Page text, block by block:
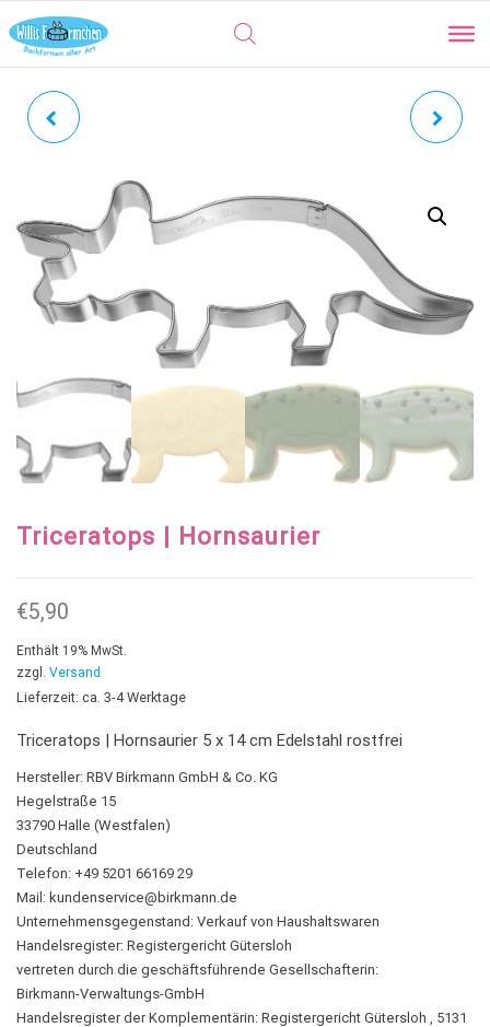
E
Triceratops | Hornsaurier
€5,90
Enthält 19% MwSt.
zzgl. Versand
Lieferzeit: ca. 3-4 Werktage
Triceratops | Hornsaurier 5 x 14 cm Edelstahl rostfrei
Hersteller: RBV Birkmann GmbH & Co. KG
Hegelstraße 15
33790 Halle (Westfalen)
Deutschland
Telefon: +49 5201 66169 29
Mail: kundenservice@birkmann.de
Unternehmensgegenstand: Verkauf von Haushaltswaren
Handelsregister: Registergericht Gütersloh
vertreten durch die geschäftsführende Gesellschafterin:
Birkmann-Verwaltungs-GmbH
Handelsregister der Komplementärin: Registergericht Gütersloh , 5131